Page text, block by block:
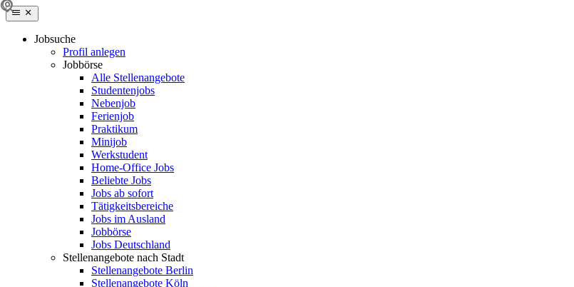
Jobsuche
Profil anlegen
Jobbörse
Alle Stellenangebote
Studentenjobs
Nebenjob
Ferienjob
Praktikum
Minijob
Werkstudent
Home-Office Jobs
Beliebte Jobs
Jobs ab sofort
Tätigkeitsbereiche
Jobs im Ausland
Jobbörse
Jobs Deutschland
Stellenangebote nach Stadt
Stellenangebote Berlin
Stellenangebote Köln